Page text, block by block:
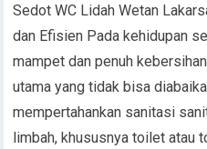
Sedot WC Lidah Wetan
dan Efisien Pada kehidupan
mampet dan penuh
utama yang tidak bisa
mempertahankan sanitasi
limbah, khususnya toilet atau